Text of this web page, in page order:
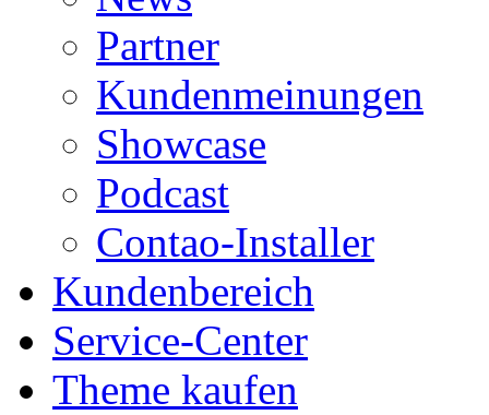
Partner
Kundenmeinungen
Showcase
Podcast
Contao-Installer
Kundenbereich
Service-Center
Theme kaufen